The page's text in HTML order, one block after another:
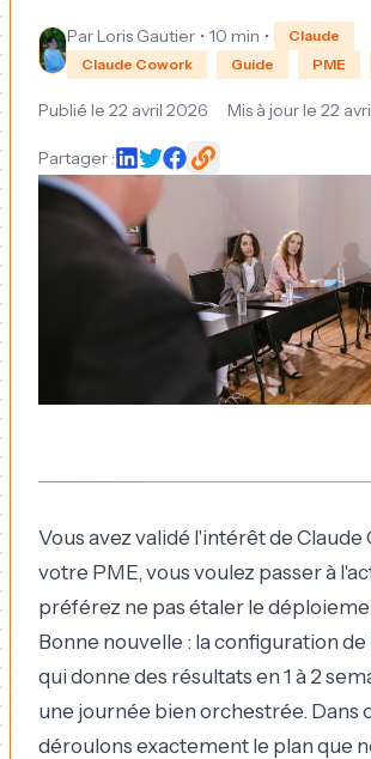
Par Loris Gautier • 10 min •
Claude
Claude Cowork
Guide PME
Publié le 22 avril 2026 Mis à jour le 22
Partager :
Vous avez validé l'intérêt de
votre PME, vous voulez passer à
préférez ne pas étaler le
Bonne nouvelle : la configuration de
qui donne des résultats en 1 à 2
une journée bien orchestrée. Dans
déroulons exactement le plan que